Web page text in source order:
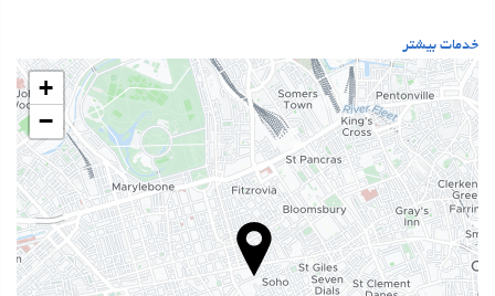
غذا و نوشیدنی
رستوران آلاکارته
بار
On-site coffee house
بهداشت و سلامتی
اسپا
سونا
خدمات بیشتر
+
−